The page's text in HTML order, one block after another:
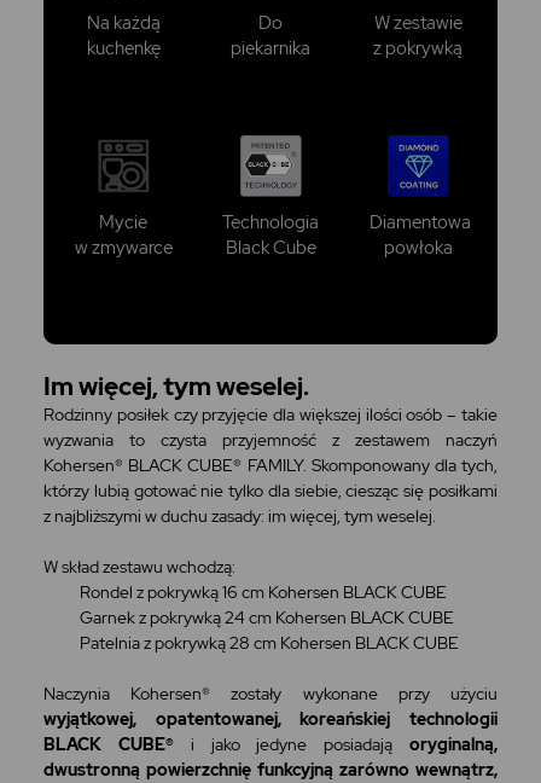
Na każdą
kuchenkę
Do
piekarnika
W zestawie
z pokrywką
Mycie
w zmywarce
Technologia
Black Cube
Diamentowa
powłoka
Im więcej, tym weselej.
Rodzinny posiłek czy przyjęcie dla większej ilości osób – takie
wyzwania to czysta przyjemność z zestawem naczyń
Kohersen® BLACK CUBE® FAMILY. Skomponowany dla tych,
którzy lubią gotować nie tylko dla siebie, ciesząc się posiłkami
z najbliższymi w duchu zasady: im więcej, tym weselej.
W skład zestawu wchodzą:
Rondel z pokrywką 16 cm Kohersen BLACK CUBE
Garnek z pokrywką 24 cm Kohersen BLACK CUBE
Patelnia z pokrywką 28 cm Kohersen BLACK CUBE
Naczynia Kohersen® zostały wykonane przy użyciu
wyjątkowej, opatentowanej, koreańskiej technologii
BLACK CUBE®i jako jedyne posiadająoryginalną,
dwustronną powierzchnię funkcyjną zarówno wewnątrz,